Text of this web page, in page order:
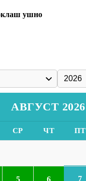
ушно
АВГУСТ 2026
СР ЧТ ПТ
5 6 7